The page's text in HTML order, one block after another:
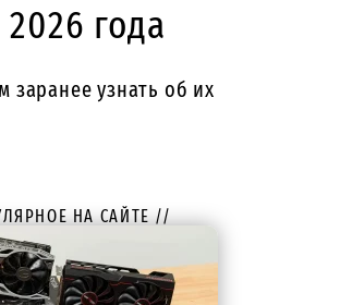
года
заранее узнать об их
НА САЙТЕ //